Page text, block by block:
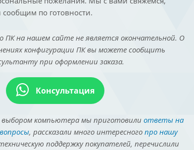
по готовности.
ПК на нашем сайте не является окончательной. О
конфигурации ПК вы можете сообщить
при оформлении заказа.
Консультация
компьютера мы приготовили ответы на
, рассказали много интересного про нашу
поддержку покупателей, перечислили